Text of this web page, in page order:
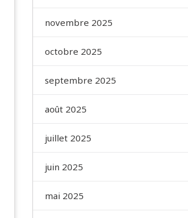
novembre 2025
octobre 2025
septembre 2025
août 2025
juillet 2025
juin 2025
mai 2025